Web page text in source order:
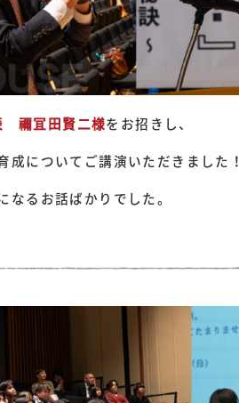
禰冝田賢二様をお招きし、
成についてご講演いただきました！
るお話ばかりでした。